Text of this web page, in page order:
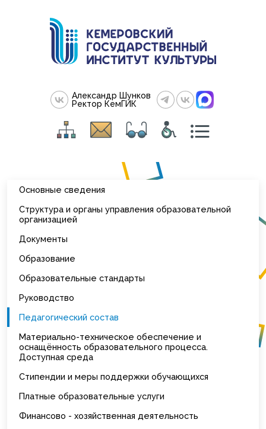
Александр Шунков
Ректор КемГИК
Основные сведения
Структура и органы управления образовательной
организацией
Документы
Образование
Образовательные стандарты
Руководство
Педагогический состав
Материально-техническое обеспечение и
оснащённость образовательного процесса.
Доступная среда
Стипендии и меры поддержки обучающихся
Платные образовательные услуги
Финансово - хозяйственная деятельность